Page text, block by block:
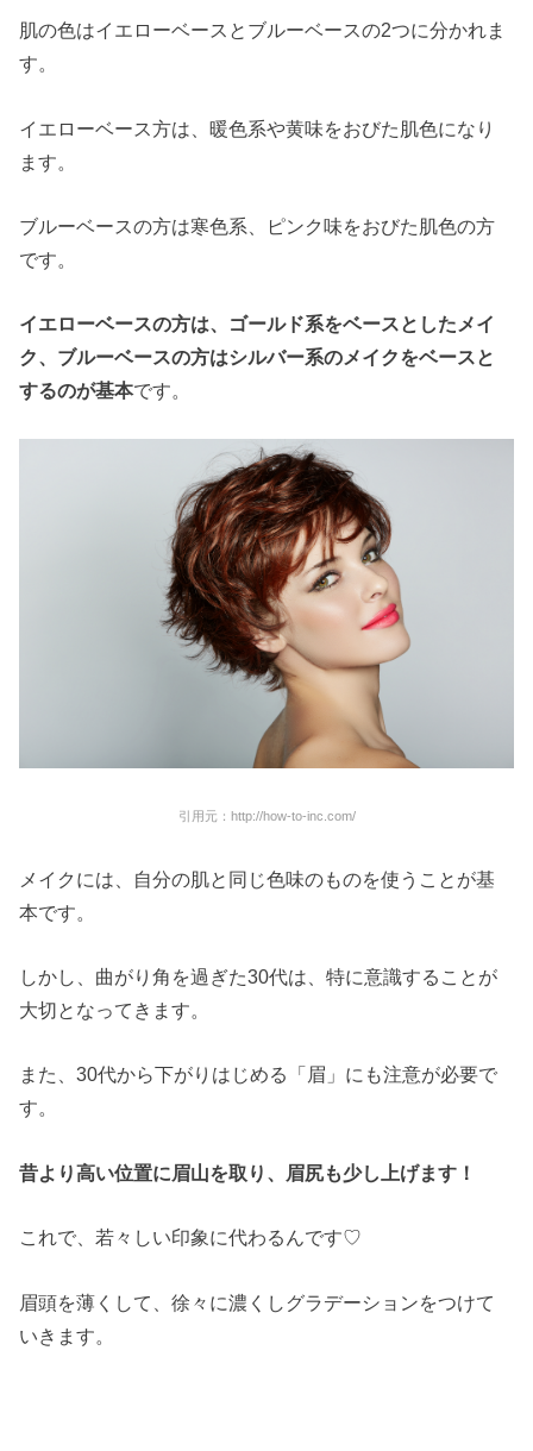
肌の色はイエローベースとブルーベースの2つに分かれま
す。
イエローベース方は、暖色系や黄味をおびた肌色になり
ます。
ブルーベースの方は寒色系、ピンク味をおびた肌色の方
です。
イエローベースの方は、ゴールド系をベースとしたメイ
ク、ブルーベースの方はシルバー系のメイクをベースと
するのが基本です。
引用元：http://how-to-inc.com/
メイクには、自分の肌と同じ色味のものを使うことが基
本です。
しかし、曲がり角を過ぎた30代は、特に意識することが
大切となってきます。
また、30代から下がりはじめる「眉」にも注意が必要で
す。
昔より高い位置に眉山を取り、眉尻も少し上げます！
これで、若々しい印象に代わるんです♡
眉頭を薄くして、徐々に濃くしグラデーションをつけて
いきます。